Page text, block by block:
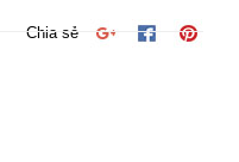
Chia sẻ